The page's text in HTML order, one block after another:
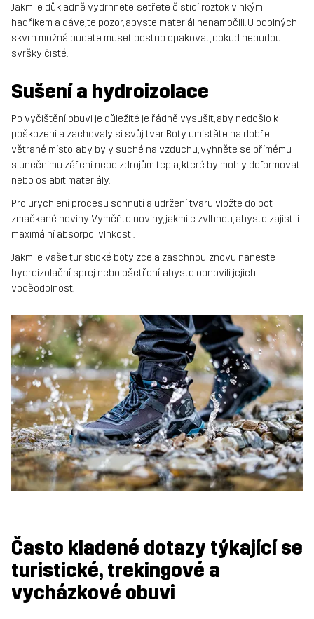
Jakmile důkladně vydrhnete, setřete čisticí roztok vlhkým
hadříkem a dávejte pozor, abyste materiál nenamočili. U odolných
skvrn možná budete muset postup opakovat, dokud nebudou
svršky čisté.
Sušení a hydroizolace
Po vyčištění obuvi je důležité je řádně vysušit, aby nedošlo k
poškození a zachovaly si svůj tvar. Boty umístěte na dobře
větrané místo, aby byly suché na vzduchu, vyhněte se přímému
slunečnímu záření nebo zdrojům tepla, které by mohly deformovat
nebo oslabit materiály.
Pro urychlení procesu schnutí a udržení tvaru vložte do bot
zmačkané noviny. Vyměňte noviny, jakmile zvlhnou, abyste zajistili
maximální absorpci vlhkosti.
Jakmile vaše turistické boty zcela zaschnou, znovu naneste
hydroizolační sprej nebo ošetření, abyste obnovili jejich
voděodolnost.
Často kladené dotazy týkající se
turistické, trekingové a
vycházkové obuvi